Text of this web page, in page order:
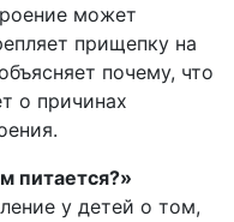
может
прищепку на
почему, что
о причинах
питается?»
у детей о том,